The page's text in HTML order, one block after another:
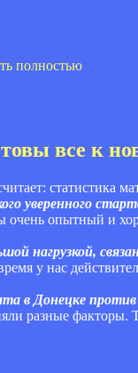
полностью
все к
статистика
уверенного
очень опытный и
нагрузкой,
у нас
в Донецке
разные факторы.